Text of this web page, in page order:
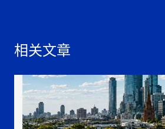
相关文章